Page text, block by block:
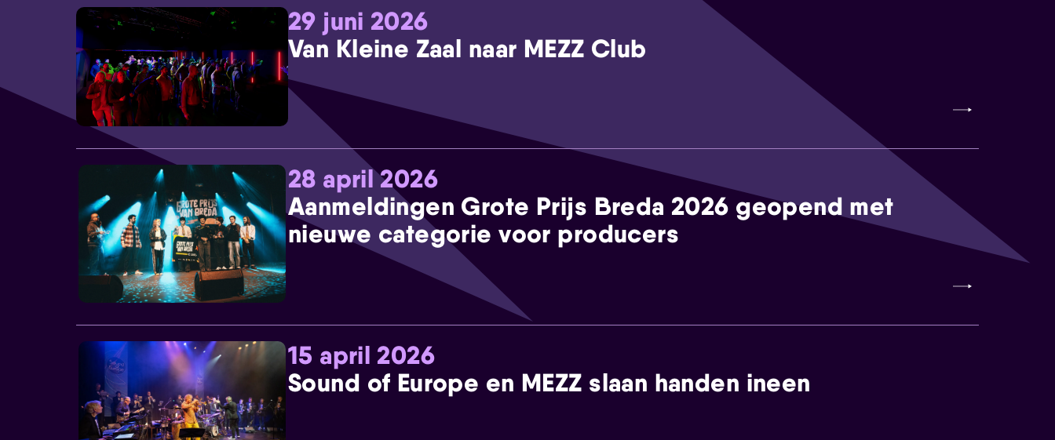
29 juni 2026
Van Kleine Zaal naar MEZZ Club
28 april 2026
Aanmeldingen Grote Prijs Breda 2026 geopend met
nieuwe categorie voor producers
15 april 2026
Sound of Europe en MEZZ slaan handen ineen